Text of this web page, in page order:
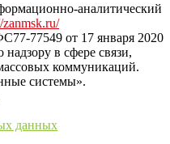
аналитический
zanmsk.ru/
77549 от 17 января 2020
в сфере связи,
коммуникаций.
системы».
данных